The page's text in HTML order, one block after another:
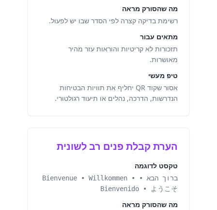
מה שהסורק מראה
רשימת בדיקה קצרה לפי הסדר שבו יש לפעול.
מתאים עבור
תזכורות לא קריטיות והוראות עזר מהיר
מאושרות.
טיפ מעשי
אסור שקוד QR יחליף את תוויות הבטיחות
הנדרשות, הדרכה, נהלים או תיעוד רגולטורי.
הערת קבלת פנים רב לשונית
טקסט לדוגמה
ברוך הבא • Bienvenue • Willkommen •
Bienvenido • ようこそ
מה שהסורק מראה